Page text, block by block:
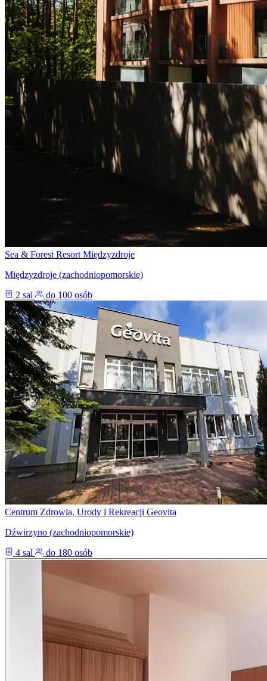
Sea & Forest Resort Międzyzdroje
Międzyzdroje (zachodniopomorskie)
2 sal
do 100 osób
Centrum Zdrowia, Urody i Rekreacji Geovita
Dźwirzyno (zachodniopomorskie)
4 sal
do 180 osób